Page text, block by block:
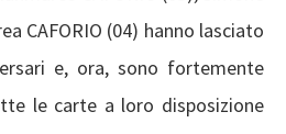
CAFORIO (04) hanno lasciato
e, ora, sono fortemente
le carte a loro disposizione